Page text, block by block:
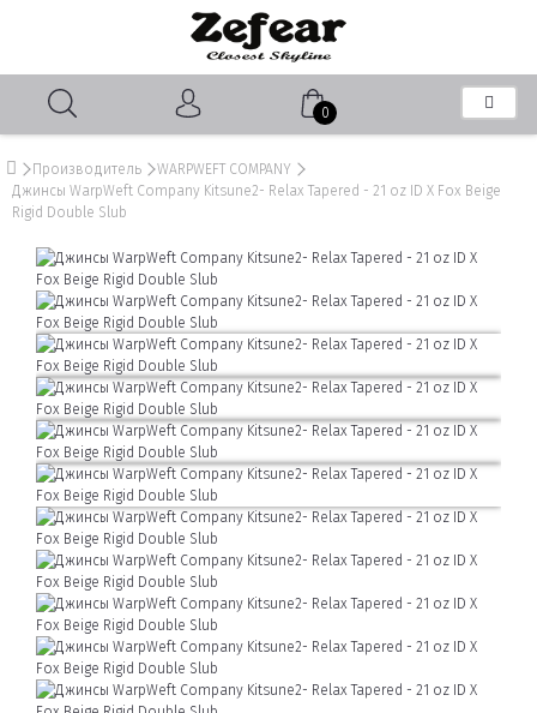
0
Производитель
WARPWEFT COMPANY
Джинсы WarpWeft Company Kitsune2- Relax Tapered - 21 oz ID X Fox Beige
Rigid Double Slub